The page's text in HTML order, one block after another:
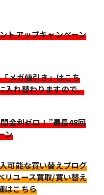
トアップキャンペーン
メガ値引き」はこち
入れ替わりますので、
金利ゼロ！”最長48回
ン
可能な買い替えプログ
リユース買取/買い替え
はこちら